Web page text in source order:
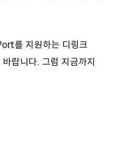
를 지원하는 디링크
랍니다. 그럼 지금까지